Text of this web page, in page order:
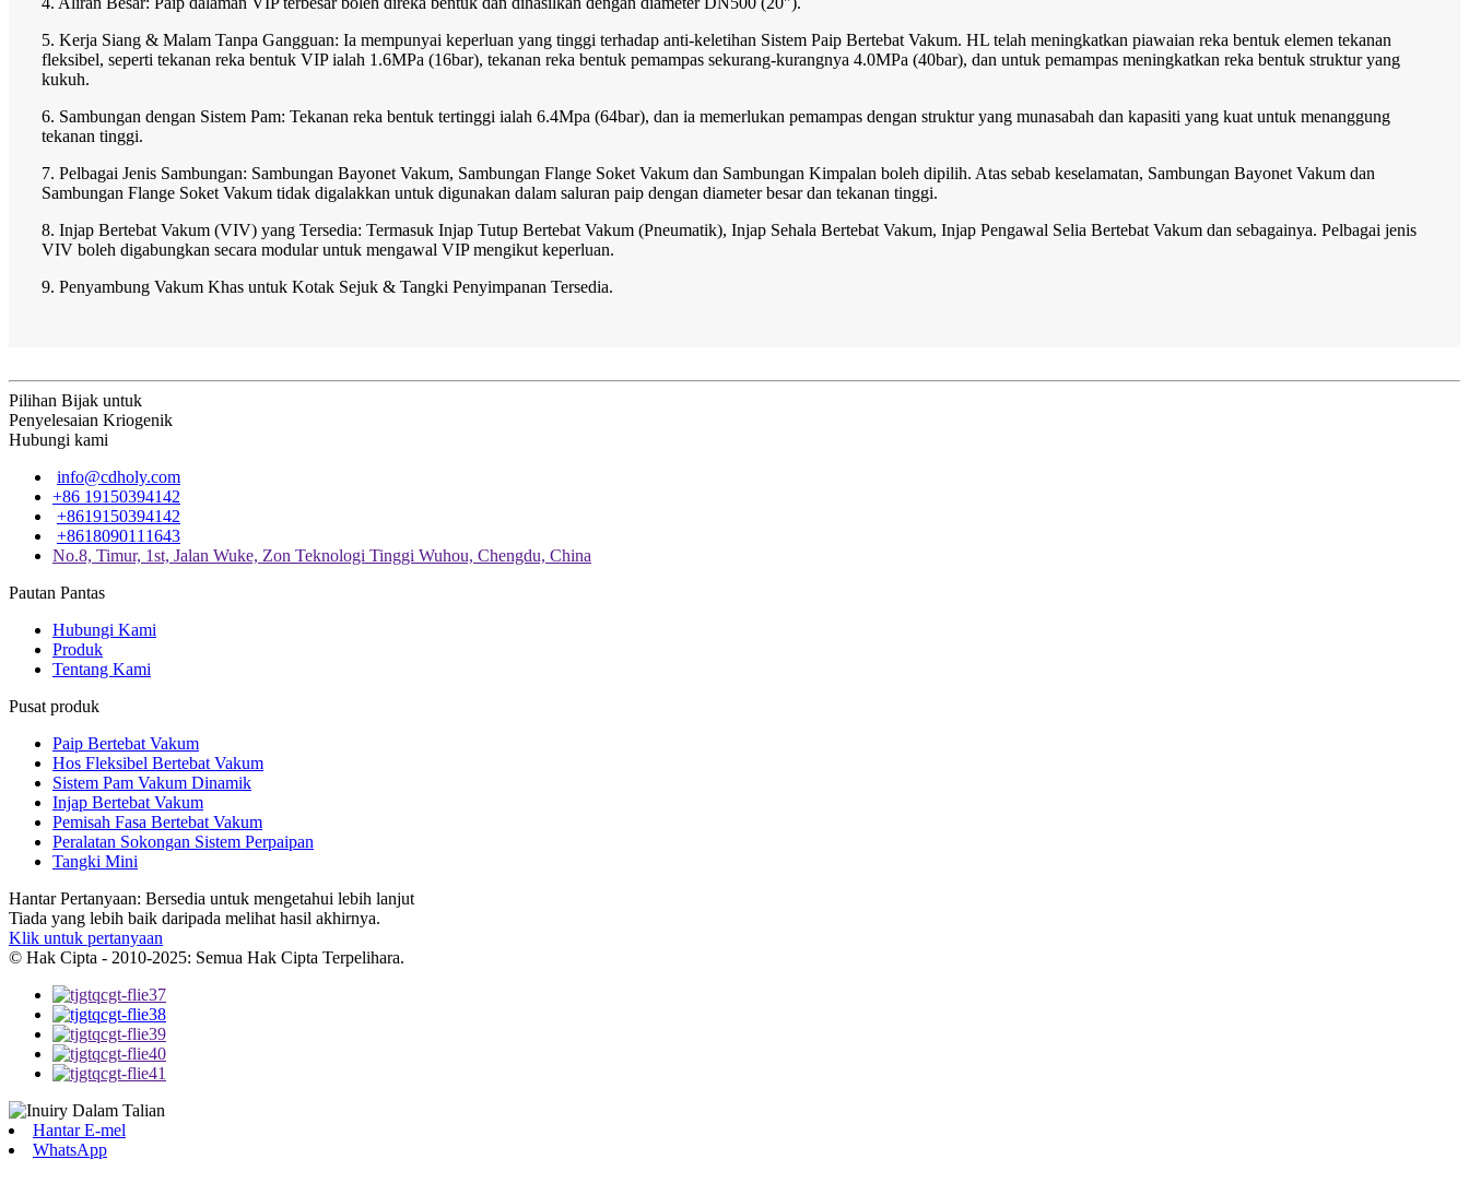
5. Kerja Siang & Malam Tanpa Gangguan: Ia mempunyai keperluan yang tinggi terhadap anti-keletihan Sistem Paip Bertebat Vakum. HL telah meningkatkan piawaian reka bentuk elemen tekanan
fleksibel, seperti tekanan reka bentuk VIP ialah 1.6MPa (16bar), tekanan reka bentuk pemampas sekurang-kurangnya 4.0MPa (40bar), dan untuk pemampas meningkatkan reka bentuk struktur yang
kukuh.
6. Sambungan dengan Sistem Pam: Tekanan reka bentuk tertinggi ialah 6.4Mpa (64bar), dan ia memerlukan pemampas dengan struktur yang munasabah dan kapasiti yang kuat untuk menanggung
tekanan tinggi.
7. Pelbagai Jenis Sambungan: Sambungan Bayonet Vakum, Sambungan Flange Soket Vakum dan Sambungan Kimpalan boleh dipilih. Atas sebab keselamatan, Sambungan Bayonet Vakum dan
Sambungan Flange Soket Vakum tidak digalakkan untuk digunakan dalam saluran paip dengan diameter besar dan tekanan tinggi.
8. Injap Bertebat Vakum (VIV) yang Tersedia: Termasuk Injap Tutup Bertebat Vakum (Pneumatik), Injap Sehala Bertebat Vakum, Injap Pengawal Selia Bertebat Vakum dan sebagainya. Pelbagai jenis
VIV boleh digabungkan secara modular untuk mengawal VIP mengikut keperluan.
9. Penyambung Vakum Khas untuk Kotak Sejuk & Tangki Penyimpanan Tersedia.
Pilihan Bijak untuk
Penyelesaian Kriogenik
Hubungi kami
info@cdholy.com
+86 19150394142
+8619150394142
+8618090111643
No.8, Timur, 1st, Jalan Wuke, Zon Teknologi Tinggi Wuhou, Chengdu, China
Pautan Pantas
Hubungi Kami
Produk
Tentang Kami
Pusat produk
Paip Bertebat Vakum
Hos Fleksibel Bertebat Vakum
Sistem Pam Vakum Dinamik
Injap Bertebat Vakum
Pemisah Fasa Bertebat Vakum
Peralatan Sokongan Sistem Perpaipan
Tangki Mini
Hantar Pertanyaan: Bersedia untuk mengetahui lebih lanjut
Tiada yang lebih baik daripada melihat hasil akhirnya.
Klik untuk pertanyaan
© Hak Cipta - 2010-2025: Semua Hak Cipta Terpelihara.
Hantar E-mel
WhatsApp